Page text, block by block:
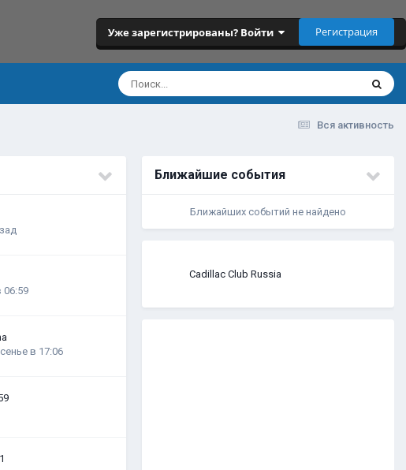
Уже зарегистрированы? Войти Регистрация
Вся активность
06:59
в 17:06
Ближайшие события
Ближайших событий не найдено
Cadillac Club Russia